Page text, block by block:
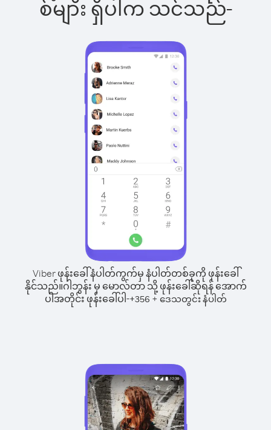
စ်များ ရှိပါက သင်သည်-
Viber ဖုန်းခေါ်နံပါတ်ကွက်မှ နံပါတ်တစ်ခုကို ဖုန်းခေါ်
နိုင်သည်။ဂါဘွန်း မှ မောလ်တာ သို့ ဖုန်းခေါ်ဆိုရန် အောက်
ပါအတိုင်း ဖုန်းခေါ်ပါ-+356 + ဒေသတွင်း နံပါတ်